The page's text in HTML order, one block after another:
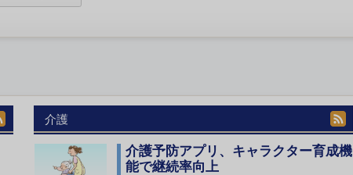
介護
介護予防アプリ、キャラクター育成機
能で継続率向上